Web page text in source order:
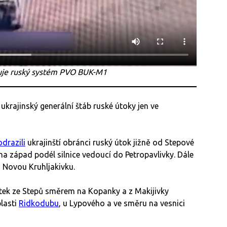
ruský systém PVO BUK-M1
generální štáb ruské útoky jen ve
ukrajinští obránci ruský útok jižně od Stepové
západ podél silnice vedoucí do Petropavlivky. Dále
Kruhljakivku.
ze Stepů směrem na Kopanky a z Makijivky
Ridkodubu, u Lypového a ve směru na vesnici